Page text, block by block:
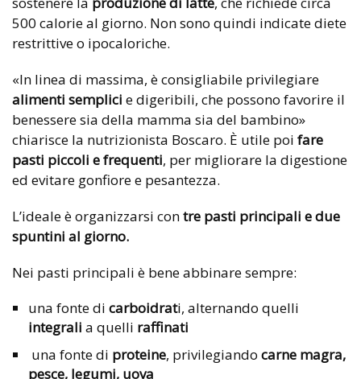
500 calorie al giorno. Non sono quindi indicate diete
restrittive o ipocaloriche.
«In linea di massima, è consigliabile privilegiare
alimenti semplici e digeribili, che possono favorire il
benessere sia della mamma sia del bambino»
chiarisce la nutrizionista Boscaro. È utile poi fare
pasti piccoli e frequenti, per migliorare la digestione
ed evitare gonfiore e pesantezza.
L’ideale è organizzarsi contre pasti principali e due
spuntini al giorno.
Nei pasti principali è bene abbinare sempre:
una fonte di carboidrati, alternando quelli
integrali a quelli raffinati
una fonte di proteine, privilegiando carne magra,
pesce, legumi, uova